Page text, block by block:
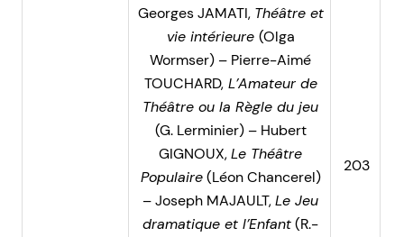
Georges JAMATI, Théâtre et
vie intérieure (Olga
Wormser) – Pierre-Aimé
TOUCHARD,L’Amateur de
Théâtre ou la Règle du jeu
(G. Lerminier) – Hubert
GIGNOUX,Le Théâtre
Populaire(Léon Chancerel)
– Joseph MAJAULT,Le Jeu
dramatique et l’Enfant(R.-
203